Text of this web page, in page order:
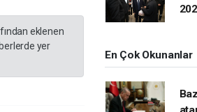
eklenen
yer
En Çok Okunanlar